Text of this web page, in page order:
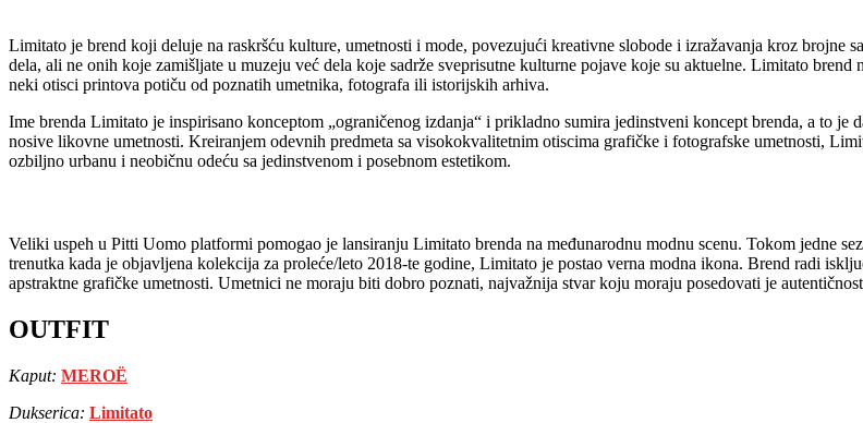
Limitato je brend koji deluje na raskršću kulture, umetnosti i mode, povezujući kreativne slobode i izražavanja kroz brojne
dela, ali ne onih koje zamišljate u muzeju već dela koje sadrže sveprisutne kulturne pojave koje su aktuelne. Limitato
neki otisci printova potiču od poznatih umetnika, fotografa ili istorijskih arhiva.
Ime brenda Limitato je inspirisano konceptom „ograničenog izdanja“ i prikladno sumira jedinstveni koncept brenda, a to je
nosive likovne umetnosti. Kreiranjem odevnih predmeta sa visokokvalitetnim otiscima grafičke i fotografske umetnosti,
ozbiljno urbanu i neobičnu odeću sa jedinstvenom i posebnom estetikom.
Veliki uspeh u Pitti Uomo platformi pomogao je lansiranju Limitato brenda na međunarodnu modnu scenu. Tokom jedne
trenutka kada je objavljena kolekcija za proleće/leto 2018-te godine, Limitato je postao verna modna ikona. Brend radi
apstraktne grafičke umetnosti. Umetnici ne moraju biti dobro poznati, najvažnija stvar koju moraju posedovati je
OUTFIT
Kaput: MEROË
Dukserica: Limitato